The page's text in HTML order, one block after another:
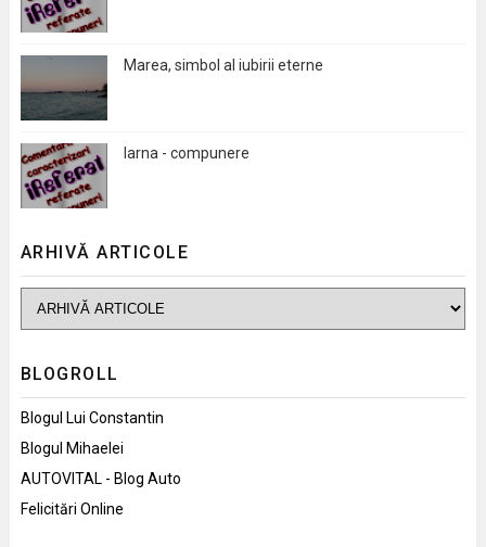
Marea, simbol al iubirii eterne
Iarna - compunere
ARHIVĂ ARTICOLE
BLOGROLL
Blogul Lui Constantin
Blogul Mihaelei
AUTOVITAL - Blog Auto
Felicitări Online